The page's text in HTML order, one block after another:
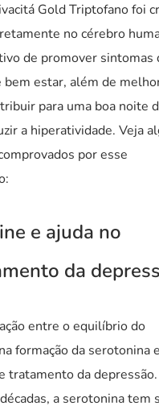
Gold Triptofano foi
no cérebro
de promover sintomas
bem estar, além de
para uma boa noite
a hiperatividade. Veja
por esse
e ajuda no
da
entre o equilíbrio do
formação da serotonina
tratamento da
a serotonina tem